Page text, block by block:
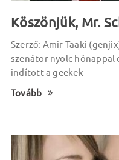
Köszönjük, Mr.
Szerző: Amir Taaki
szenátor nyolc
indított a geekek
Tovább